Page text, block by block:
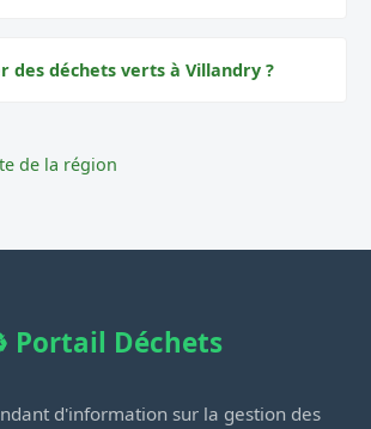
des déchets verts à Villandry ?
de la région
Portail Déchets
d'information sur la gestion des